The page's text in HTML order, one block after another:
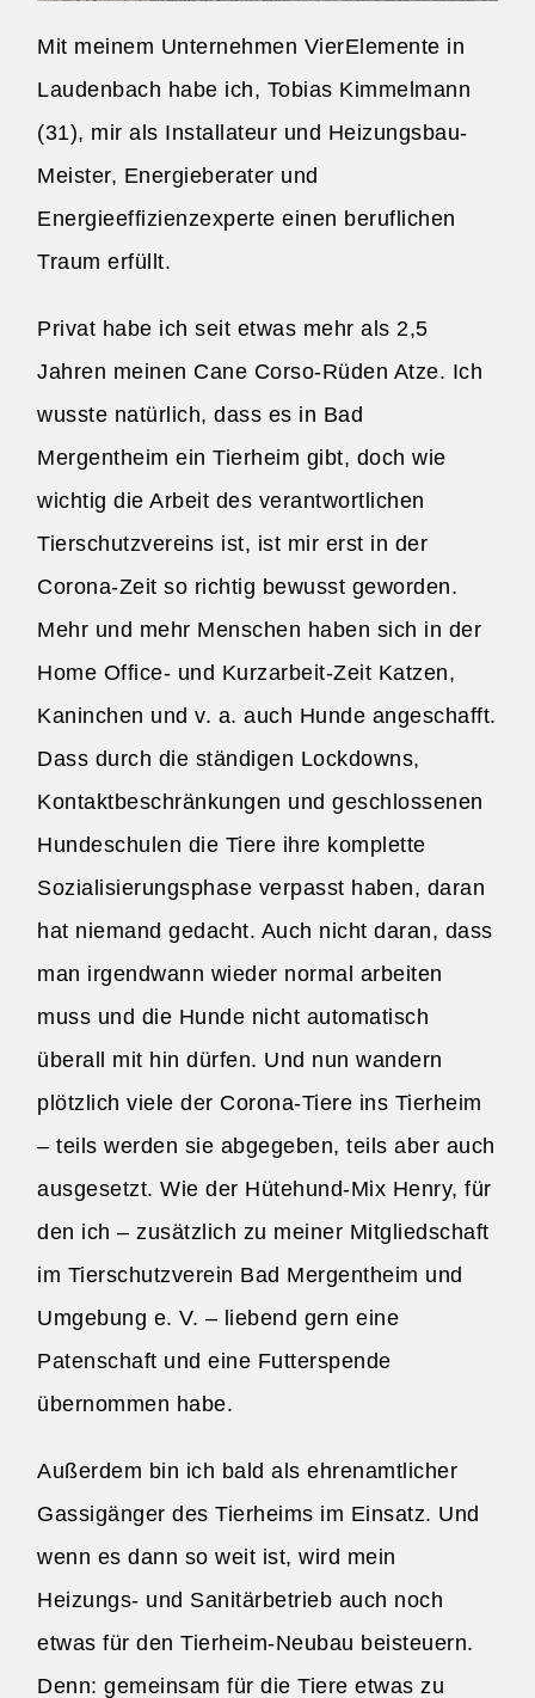
Mit meinem Unternehmen VierElemente in
Laudenbach habe ich, Tobias Kimmelmann
(31), mir als Installateur und Heizungsbau-
Meister, Energieberater und
Energieeffizienzexperte einen beruflichen
Traum erfüllt.
Privat habe ich seit etwas mehr als 2,5
Jahren meinen Cane Corso-Rüden Atze. Ich
wusste natürlich, dass es in Bad
Mergentheim ein Tierheim gibt, doch wie
wichtig die Arbeit des verantwortlichen
Tierschutzvereins ist, ist mir erst in der
Corona-Zeit so richtig bewusst geworden.
Mehr und mehr Menschen haben sich in der
Home Office- und Kurzarbeit-Zeit Katzen,
Kaninchen und v. a. auch Hunde angeschafft.
Dass durch die ständigen Lockdowns,
Kontaktbeschränkungen und geschlossenen
Hundeschulen die Tiere ihre komplette
Sozialisierungsphase verpasst haben, daran
hat niemand gedacht. Auch nicht daran, dass
man irgendwann wieder normal arbeiten
muss und die Hunde nicht automatisch
überall mit hin dürfen. Und nun wandern
plötzlich viele der Corona-Tiere ins Tierheim
– teils werden sie abgegeben, teils aber auch
ausgesetzt. Wie der Hütehund-Mix Henry, für
den ich – zusätzlich zu meiner Mitgliedschaft
im Tierschutzverein Bad Mergentheim und
Umgebung e. V. – liebend gern eine
Patenschaft und eine Futterspende
übernommen habe.
Außerdem bin ich bald als ehrenamtlicher
Gassigänger des Tierheims im Einsatz. Und
wenn es dann so weit ist, wird mein
Heizungs- und Sanitärbetrieb auch noch
etwas für den Tierheim-Neubau beisteuern.
Denn: gemeinsam für die Tiere etwas zu